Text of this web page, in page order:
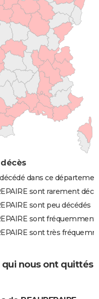
décès
dans ce
sont rarement
sont peu décédés
sont fréquemment
sont très
qui nous ont quittés